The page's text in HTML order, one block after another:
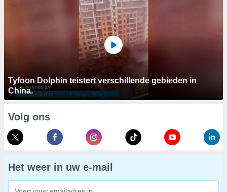
Tyfoon Dolphin teistert verschillende gebieden in
China.
Volg ons
Het weer in uw e-mail